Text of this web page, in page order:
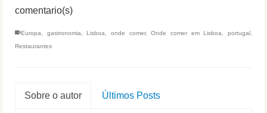
comentario(s)
Europa gastronomia ,Lisboa ,onde comer,Onde comer em Lisboa ,portugal
Restaurantes
Sobre o autor Últimos Posts